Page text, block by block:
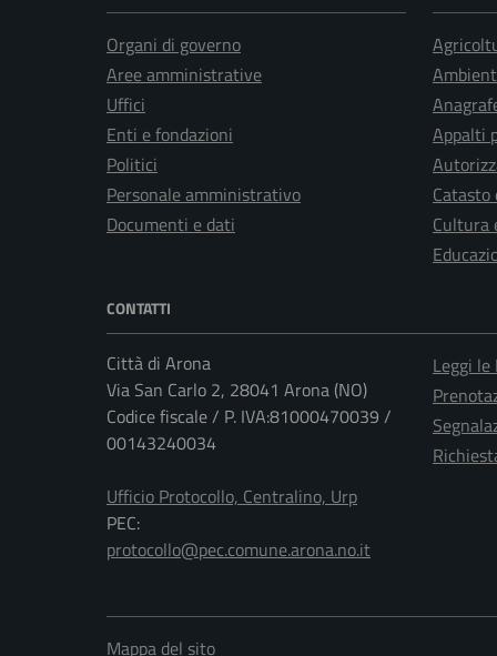
Organi di governo
Aree amministrative
Uffici
Enti e fondazioni
Politici
Personale amministrativo
Documenti e dati
Appalti
Cultura
CONTATTI
Città di Arona
Via San Carlo 2, 28041 Arona (NO)
Codice fiscale / P. IVA:81000470039 /
00143240034
Ufficio Protocollo, Centralino, Urp
PEC:
protocollo@pec.comune.arona.no.it
Leggi le
Mappa del sito